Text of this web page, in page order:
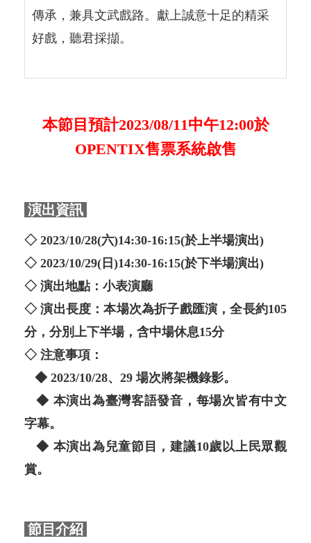
傳承，兼具文武戲路。獻上誠意十足的精采
好戲，聽君採擷。
本節目預計2023/08/11中午12:00於
OPENTIX售票系統啟售
演出資訊
◇ 2023/10/28(六)14:30-16:15(於上半場演出)
◇ 2023/10/29(日)14:30-16:15(於下半場演出)
◇ 演出地點：小表演廳
◇ 演出長度：本場次為折子戲匯演，全長約105
分，分別上下半場，含中場休息15分
◇ 注意事項：
◆ 2023/10/28、29 場次將架機錄影。
◆ 本演出為臺灣客語發音，每場次皆有中文
字幕。
◆ 本演出為兒童節目，建議10歲以上民眾觀
賞。
節目介紹